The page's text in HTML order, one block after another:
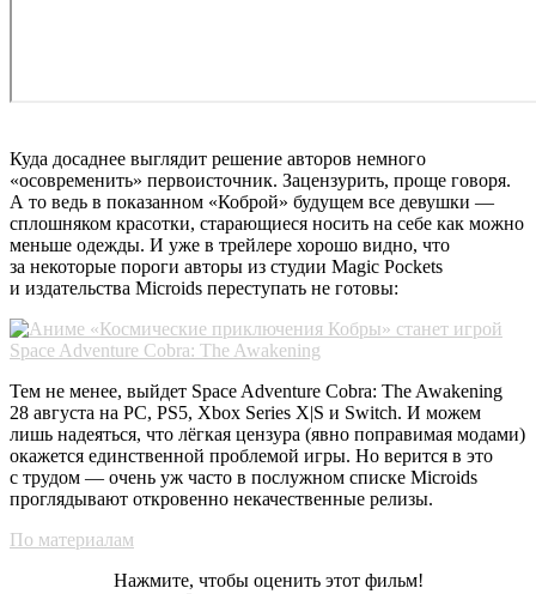
Куда досаднее выглядит решение авторов немного
«осовременить» первоисточник. Зацензурить, проще говоря.
А то ведь в показанном «Коброй» будущем все девушки —
сплошняком красотки, старающиеся носить на себе как можно
меньше одежды. И уже в трейлере хорошо видно, что
за некоторые пороги авторы из студии Magic Pockets
и издательства Microids переступать не готовы:
Тем не менее, выйдет Space Adventure Cobra: The Awakening
28 августа на PC, PS5, Xbox Series X|S и Switch. И можем
лишь надеяться, что лёгкая цензура (явно поправимая модами)
окажется единственной проблемой игры. Но верится в это
с трудом — очень уж часто в послужном списке Microids
проглядывают откровенно некачественные релизы.
По материалам
Нажмите, чтобы оценить этот фильм!